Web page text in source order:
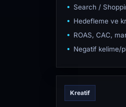
Search /
Hedefleme ve
ROAS, CAC,
Negatif kelime/
Kreatif